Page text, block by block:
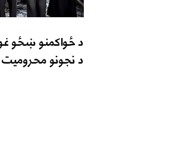
د ځواکمنو ښځو
د نجونو